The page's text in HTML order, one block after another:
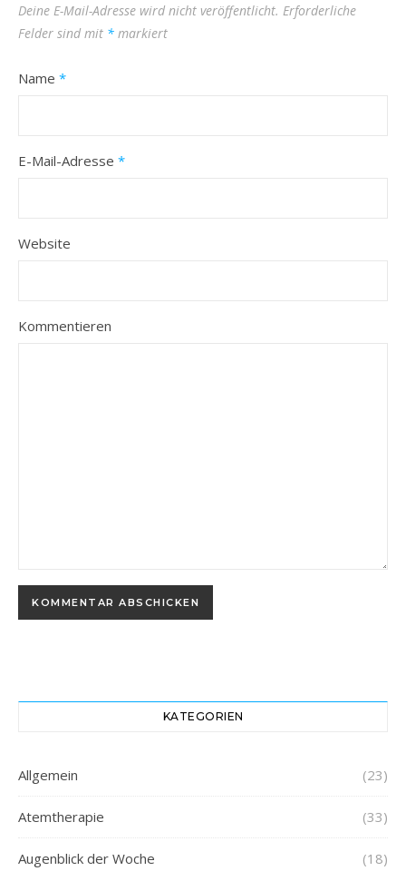
Deine E-Mail-Adresse wird nicht veröffentlicht. Erforderliche
Felder sind mit * markiert
Name *
E-Mail-Adresse *
Website
Kommentieren
KATEGORIEN
Allgemein (23)
Atemtherapie (33)
Augenblick der Woche (18)